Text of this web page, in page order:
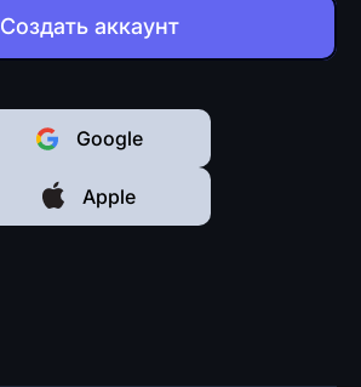
Создать аккаунт
Google
Apple